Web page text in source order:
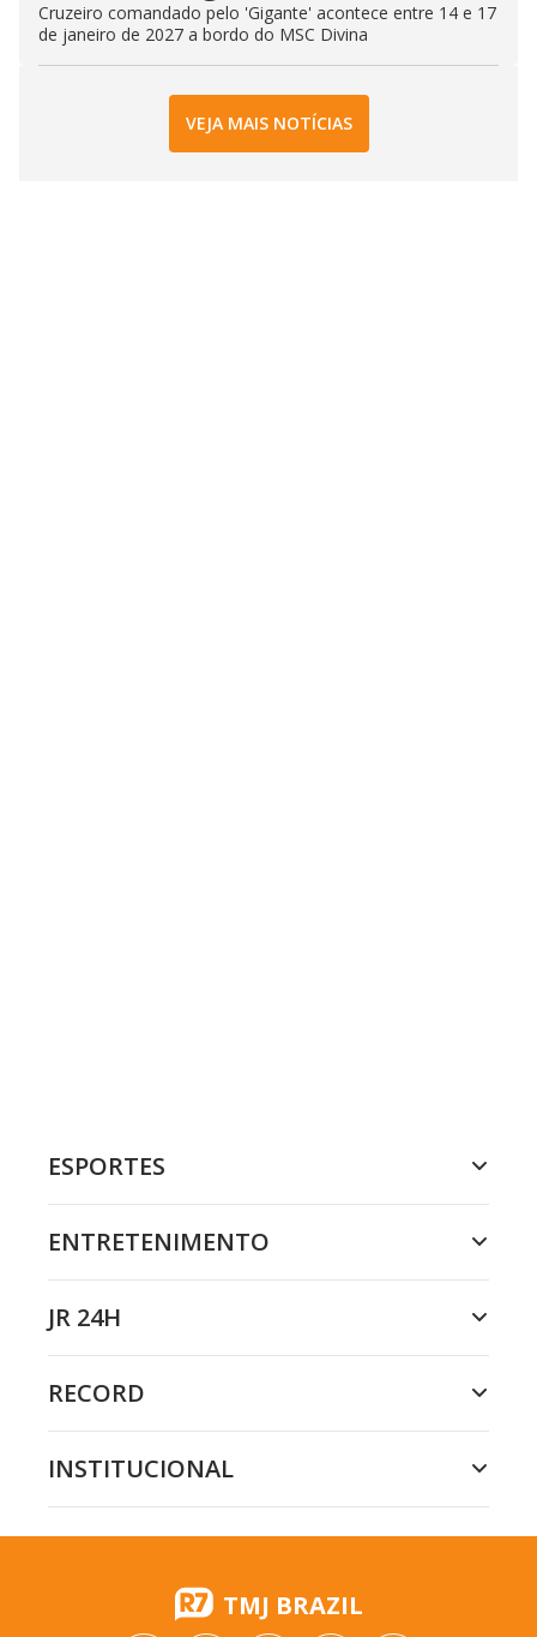
Cruzeiro comandado pelo 'Gigante' acontece entre 14 e 17
de janeiro de 2027 a bordo do MSC Divina
VEJA MAIS NOTÍCIAS
ESPORTES
ENTRETENIMENTO
JR 24H
RECORD
INSTITUCIONAL
TMJ BRAZIL